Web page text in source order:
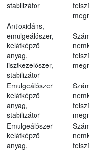
stabilizátor
Antioxidáns,
emulgeálószer,
kelátképző
anyag,
lisztkezelőszer,
stabilizátor
Emulgeálószer,
kelátképző
anyag,
stabilizátor
Emulgeálószer,
kelátképző
anyag,